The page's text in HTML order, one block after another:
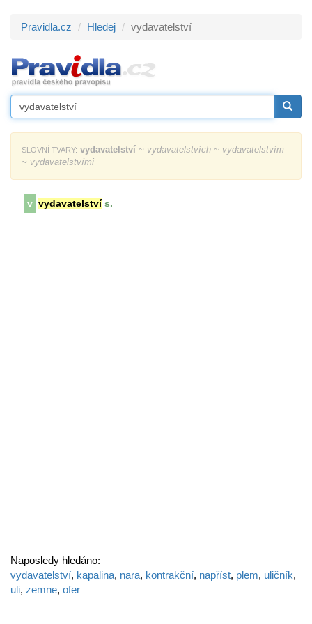
Pravidla.cz Hledej vydavatelství
SLOVNÍ TVARY: vydavatelství ~ vydavatelstvích ~ vydavatelstvím
~ vydavatelstvími
v vydavatelstvís.
Naposledy hledáno:
vydavatelství, kapalina, nara, kontrakční, napříst, plem, uličník,
uli, zemne, ofer